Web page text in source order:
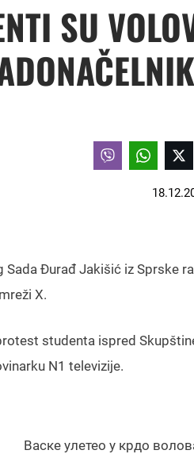
SU
Đurađ Jakišić iz Sprske
X.
studenta ispred
N1 televizije.
Васке улетео у крдо